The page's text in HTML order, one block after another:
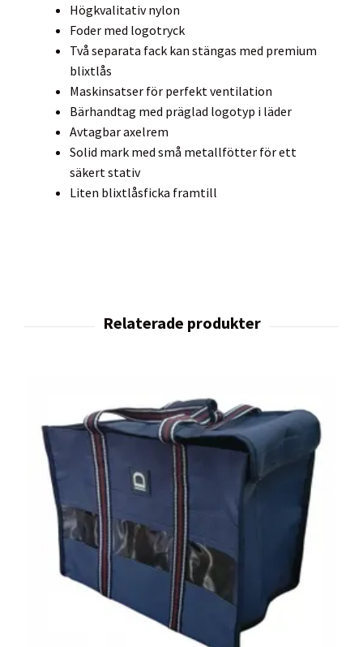
Högkvalitativ nylon
Foder med logotryck
Två separata fack kan stängas med premium
blixtlås
Maskinsatser för perfekt ventilation
Bärhandtag med präglad logotyp i läder
Avtagbar axelrem
Solid mark med små metallfötter för ett
säkert stativ
Liten blixtlåsficka framtill